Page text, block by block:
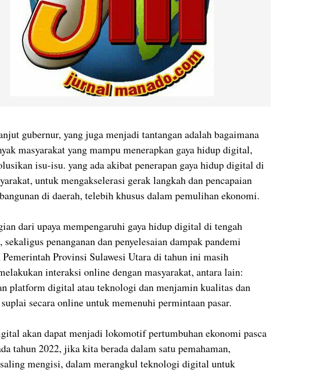
gubernur, yang juga menjadi tantangan adalah bagaimana
masyarakat yang mampu menerapkan gaya hidup digital,
isu-isu. yang ada akibat penerapan gaya hidup digital di
untuk mengakselerasi gerak langkah dan pencapaian
di daerah, telebih khusus dalam pemulihan ekonomi.
dari upaya mempengaruhi gaya hidup digital di tengah
sekaligus penanganan dan penyelesaian dampak pandemi
Provinsi Sulawesi Utara di tahun ini masih
interaksi online dengan masyarakat, antara lain:
platform digital atau teknologi dan menjamin kualitas dan
secara online untuk memenuhi permintaan pasar.
akan dapat menjadi lokomotif pertumbuhan ekonomi pasca
tahun 2022, jika kita berada dalam satu pemahaman,
mengisi, dalam merangkul teknologi digital untuk